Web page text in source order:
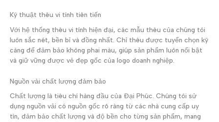
Kỹ thuật thêu vi tính tiên tiến
Với hệ thống thêu vi tính hiện đại, các mẫu thêu của chúng tôi
luôn sắc nét, bền bỉ và đồng nhất. Chỉ thêu được tuyển chọn kỹ
càng để đảm bảo không phai màu, giúp sản phẩm luôn nổi bật
và giữ vững được vẻ đẹp gốc của logo doanh nghiệp.
Nguồn vải chất lượng đảm bảo
Chất lượng là tiêu chí hàng đầu của Đại Phúc. Chúng tôi sử
dụng nguồn vải có nguồn gốc rõ ràng từ các nhà cung cấp uy
tín, đảm bảo chất lượng và độ bền cho từng sản phẩm, mang